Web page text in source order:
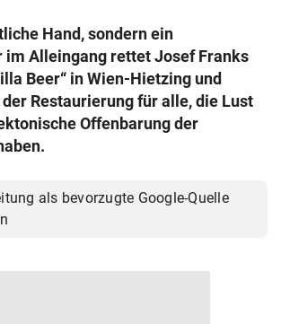
Wien
Hand, sondern ein
im Alleingang rettet Josef Franks
Beer“ in Wien-Hietzing und
Restaurierung für alle, die Lust
Offenbarung der
als bevorzugte Google-Quelle